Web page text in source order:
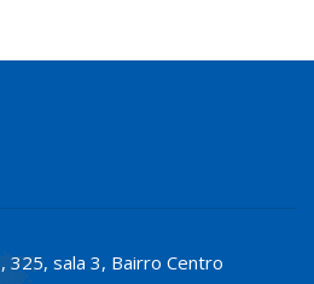
325, sala 3, Bairro Centro